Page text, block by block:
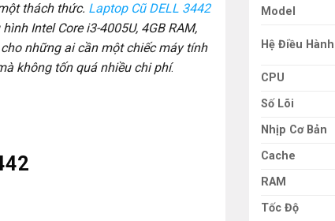
thách thức. Laptop Cũ DELL 3442
Intel Core i3-4005U, 4GB RAM,
những ai cần một chiếc máy tính
không tốn quá nhiều chi phí.
Model
Hệ Điều Hành
CPU
Số Lõi
Nhịp Cơ Bản
Cache
RAM
Tốc Độ